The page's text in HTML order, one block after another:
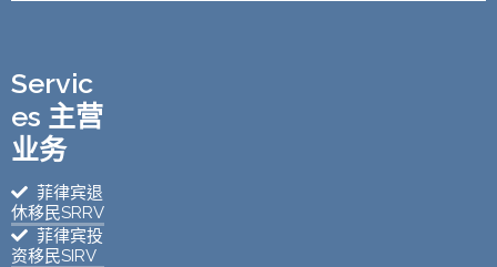
Servic
es 主营
业务
菲律宾退
休移民SRRV
菲律宾投
资移民SIRV